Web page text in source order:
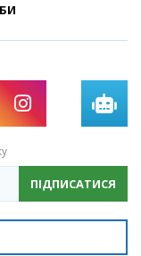
ПІДПИСАТИСЯ